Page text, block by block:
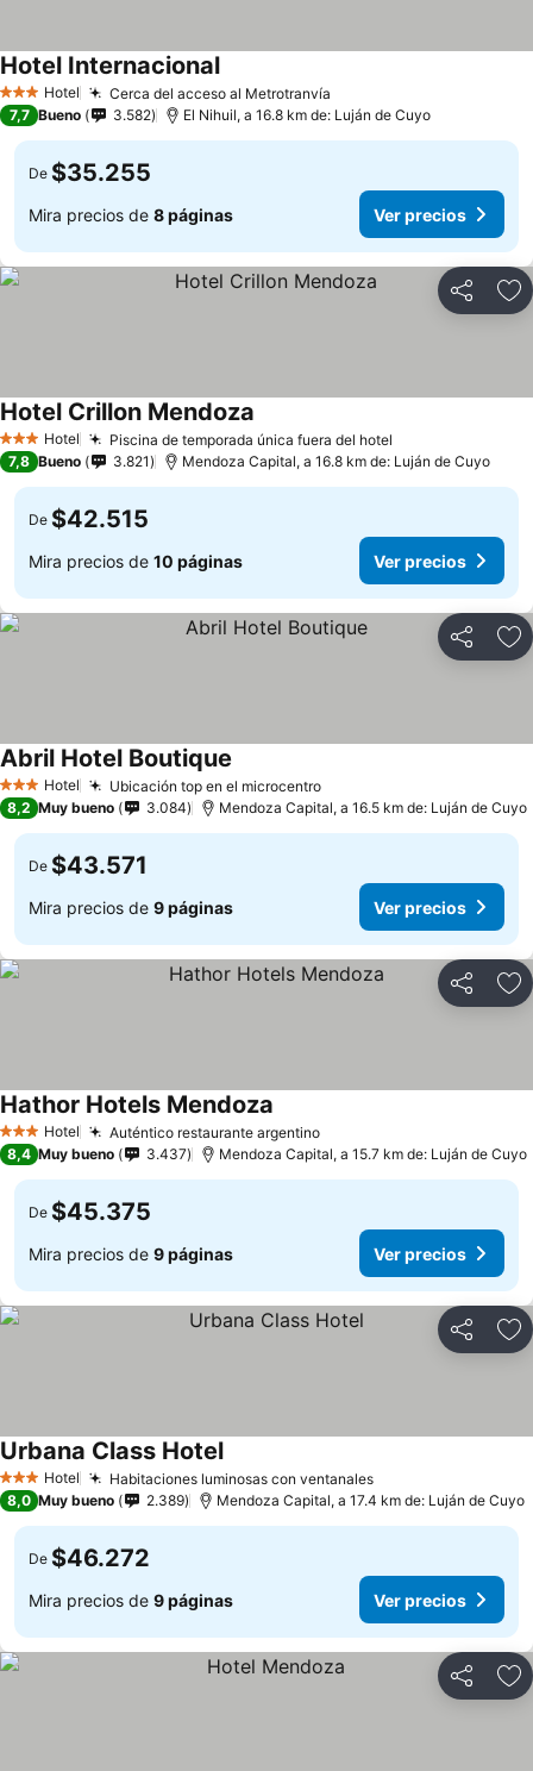
3 Estrellas
Hotel Cerca del acceso al Metrotranvía
Hotel Internacional
7,7 Bueno 3.582 El Nihuil, a 16.8 km de: Luján de Cuyo
De $35.255
Mira precios de 8 páginas Ver precios
Compartir
3 Estrellas
Hotel Piscina de temporada única fuera del hotel
Hotel Crillon Mendoza
7,8 Bueno 3.821 Mendoza Capital, a 16.8 km de: Luján de Cuyo
De $42.515
Mira precios de 10 páginas Ver precios
Compartir
3 Estrellas
Hotel Ubicación top en el microcentro
Abril Hotel Boutique
8,2 Muy bueno 3.084 Mendoza Capital, a 16.5 km de: Luján de Cuyo
De $43.571
Mira precios de 9 páginas Ver precios
Compartir
3 Estrellas
Hotel Auténtico restaurante argentino
Hathor Hotels Mendoza
8,4 Muy bueno 3.437 Mendoza Capital, a 15.7 km de: Luján de Cuyo
De $45.375
Mira precios de 9 páginas Ver precios
Compartir
3 Estrellas
Hotel Habitaciones luminosas con ventanales
Urbana Class Hotel
8,0 Muy bueno 2.389 Mendoza Capital, a 17.4 km de: Luján de Cuyo
De $46.272
Mira precios de 9 páginas Ver precios
Compartir